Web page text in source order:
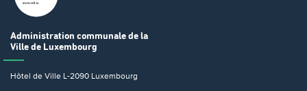
Administration communale de la
Ville de Luxembourg
Hôtel de Ville L-2090 Luxembourg